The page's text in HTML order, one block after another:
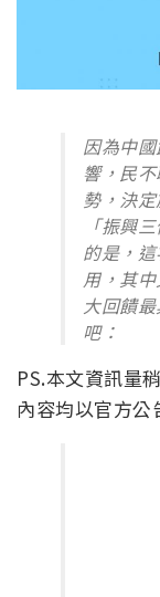
因為中
響，民
勢，決
「振興
的是，
用，其
大回饋
吧：
PS.本文資訊量
內容均以官方公